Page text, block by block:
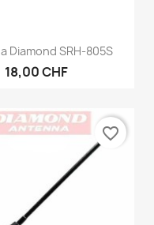
Anteprima
Diamond SRH-805S
18,00 CHF
favorite_border